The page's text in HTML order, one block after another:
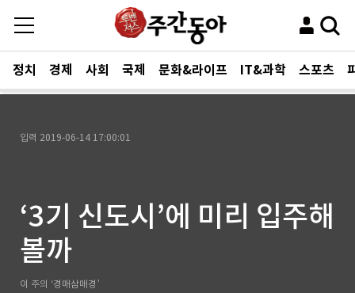
정치 경제 사회 국제 문화&라이프 IT&과학 스포츠
입력 2019-06-14 17:00:01
‘3기 신도시’에 미리 입주해
볼까
이 주의 ‘경매삼매경’